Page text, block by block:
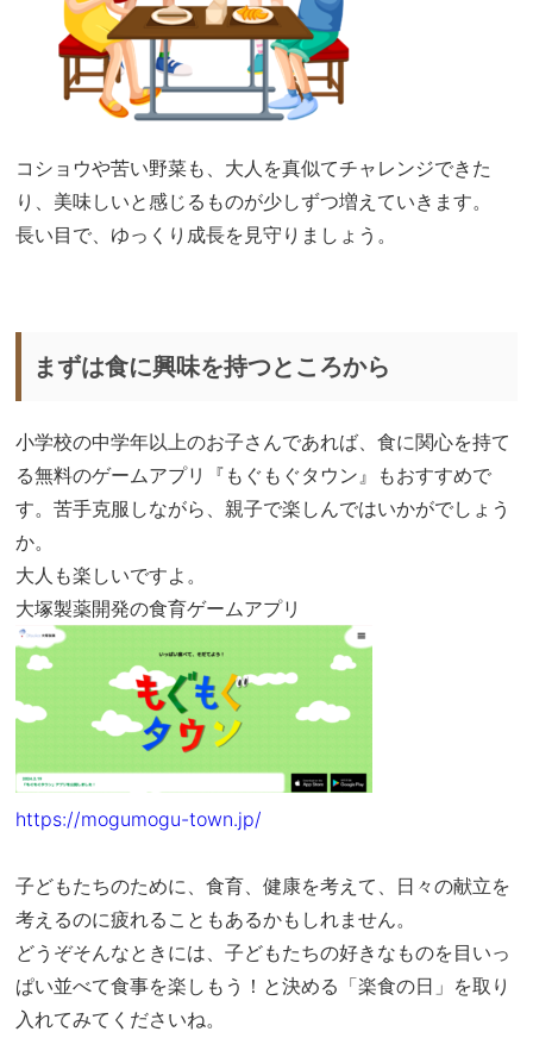
コショウや苦い野菜も、大人を真似てチャレンジできた
り、美味しいと感じるものが少しずつ増えていきます。
長い目で、ゆっくり成長を見守りましょう。
まずは食に興味を持つところから
小学校の中学年以上のお子さんであれば、食に関心を持て
る無料のゲームアプリ『もぐもぐタウン』もおすすめで
す。苦手克服しながら、親子で楽しんではいかがでしょう
か。
大人も楽しいですよ。
大塚製薬開発の食育ゲームアプリ
https://mogumogu-town.jp/
子どもたちのために、食育、健康を考えて、日々の献立を
考えるのに疲れることもあるかもしれません。
どうぞそんなときには、子どもたちの好きなものを目いっ
ぱい並べて食事を楽しもう！と決める「楽食の日」を取り
入れてみてくださいね。